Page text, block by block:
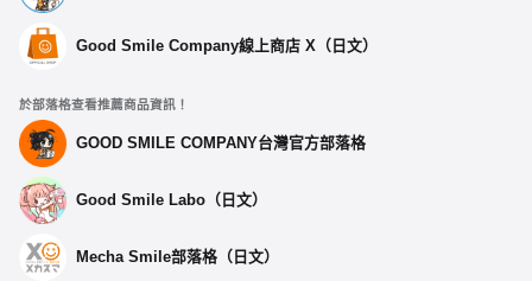
Good Smile Company線上商店 X（日文）
於部落格查看推薦商品資訊！
GOOD SMILE COMPANY台灣官方部落格
Good Smile Labo（日文）
Mecha Smile部落格（日文）